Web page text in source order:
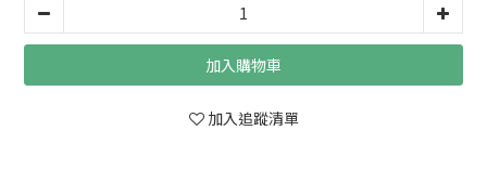
加入購物車
加入追蹤清單